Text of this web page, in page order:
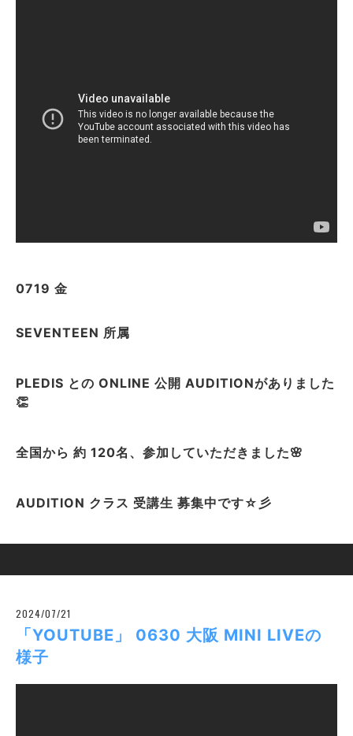
0719 金
SEVENTEEN 所属
PLEDIS との ONLINE 公開 AUDITIONがありました
👏
全国から 約 120名、参加していただきました🌸
AUDITION クラス 受講生 募集中です☆彡
2024/07/21
「YOUTUBE」 0630 大阪 MINI LIVEの
様子